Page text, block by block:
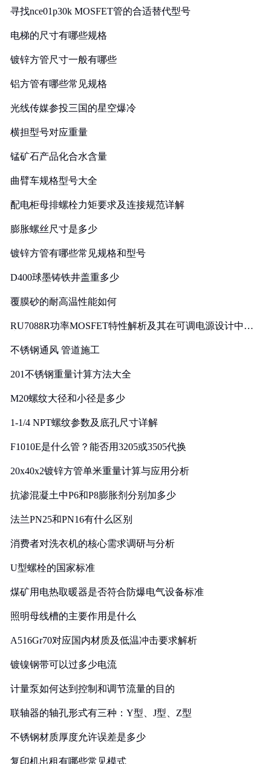
寻找nce01p30k MOSFET管的合适替代型号
电梯的尺寸有哪些规格
镀锌方管尺寸一般有哪些
铝方管有哪些常见规格
光线传媒参投三国的星空爆冷
横担型号对应重量
锰矿石产品化合水含量
曲臂车规格型号大全
配电柜母排螺栓力矩要求及连接规范详解
膨胀螺丝尺寸是多少
镀锌方管有哪些常见规格和型号
D400球墨铸铁井盖重多少
覆膜砂的耐高温性能如何
RU7088R功率MOSFET特性解析及其在可调电源设计中的
不锈钢通风 管道施工
201不锈钢重量计算方法大全
M20螺纹大径和小径是多少
1-1/4 NPT螺纹参数及底孔尺寸详解
F1010E是什么管？能否用3205或3505代换
20x40x2镀锌方管单米重量计算与应用分析
抗渗混凝土中P6和P8膨胀剂分别加多少
法兰PN25和PN16有什么区别
消费者对洗衣机的核心需求调研与分析
U型螺栓的国家标准
煤矿用电热取暖器是否符合防爆电气设备标准
照明母线槽的主要作用是什么
A516Gr70对应国内材质及低温冲击要求解析
镀镍钢带可以过多少电流
计量泵如何达到控制和调节流量的目的
联轴器的轴孔形式有三种：Y型、J型、Z型
不锈钢材质厚度允许误差是多少
复印机出租有哪些常见模式